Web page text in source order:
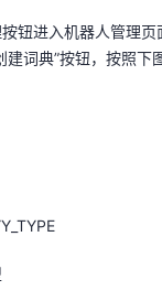
钮进入机器人管理
建词典”按钮，按照下